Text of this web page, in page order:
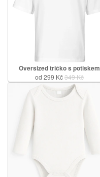
Oversized tričko s potiskem
od 299 Kč349 Kč